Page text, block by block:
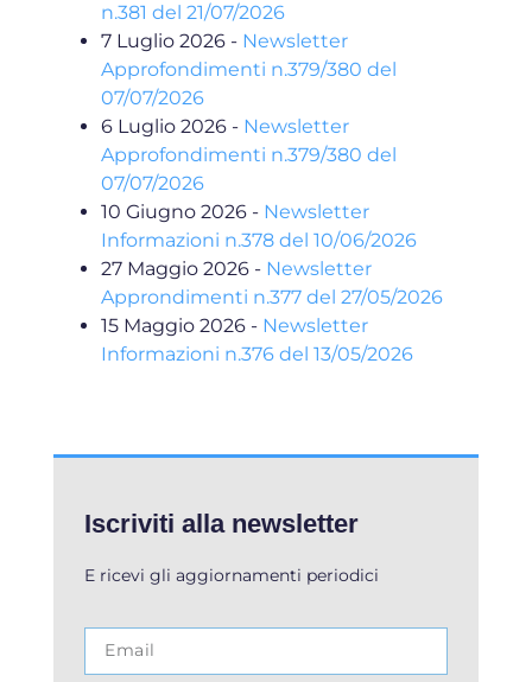
n.381 del 21/07/2026
7 Luglio 2026 - Newsletter
Approfondimenti n.379/380 del
07/07/2026
6 Luglio 2026 - Newsletter
Approfondimenti n.379/380 del
07/07/2026
10 Giugno 2026 - Newsletter
Informazioni n.378 del 10/06/2026
27 Maggio 2026 - Newsletter
Approndimenti n.377 del 27/05/2026
15 Maggio 2026 - Newsletter
Informazioni n.376 del 13/05/2026
Iscriviti alla newsletter
E ricevi gli aggiornamenti periodici